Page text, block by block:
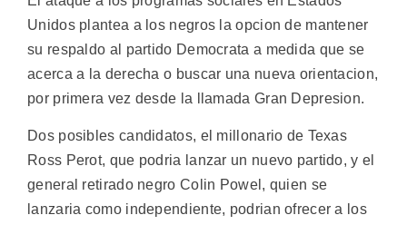
Unidos plantea a los negros la opcion de mantener
su respaldo al partido Democrata a medida que se
acerca a la derecha o buscar una nueva orientacion,
por primera vez desde la llamada Gran Depresion.
Dos posibles candidatos, el millonario de Texas
Ross Perot, que podria lanzar un nuevo partido, y el
general retirado negro Colin Powel, quien se
lanzaria como independiente, podrian ofrecer a los